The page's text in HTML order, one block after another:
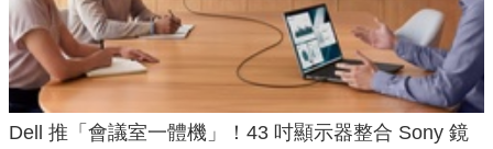
Dell 推「會議室一體機」！43 吋顯示器整合 Sony 鏡